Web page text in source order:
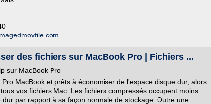
des fichiers sur MacBook Pro | Fichiers ...
sur MacBook Pro
MacBook et prêts à économiser de l'espace disque dur, alors
vos fichiers Mac. Les fichiers compressés occupent moins
par rapport à sa façon normale de stockage. Outre une